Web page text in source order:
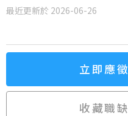
最近更新於 2026-06-26
立即應徵
收藏職缺